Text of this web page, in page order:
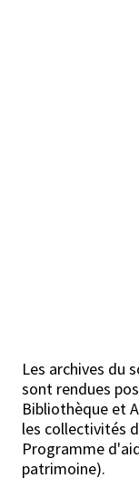
Les archives du
sont rendues
Bibliothèque et
les collectivités
Programme
patrimoine).